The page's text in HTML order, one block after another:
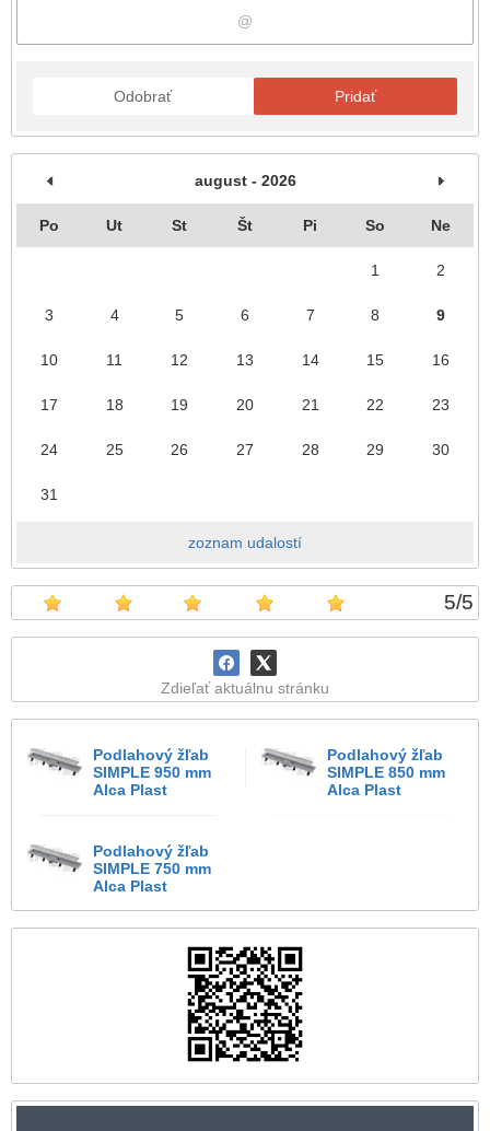
Odobrať Pridať
august - 2026
Po Ut St Št Pi So Ne
1 2
3 4 5 6 7 8 9
10 11 12 13 14 15 16
17 18 19 20 21 22 23
24 25 26 27 28 29 30
31
zoznam udalostí
5/5
Zdieľať aktuálnu stránku
Podlahový žľab
SIMPLE 950 mm
Alca Plast
Podlahový žľab
SIMPLE 850 mm
Alca Plast
Podlahový žľab
SIMPLE 750 mm
Alca Plast